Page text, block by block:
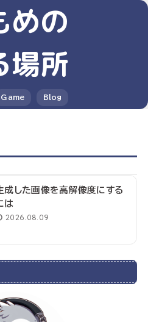
めの
場所
Game Blog
成した画像を高解像度にする
は
2026.08.09